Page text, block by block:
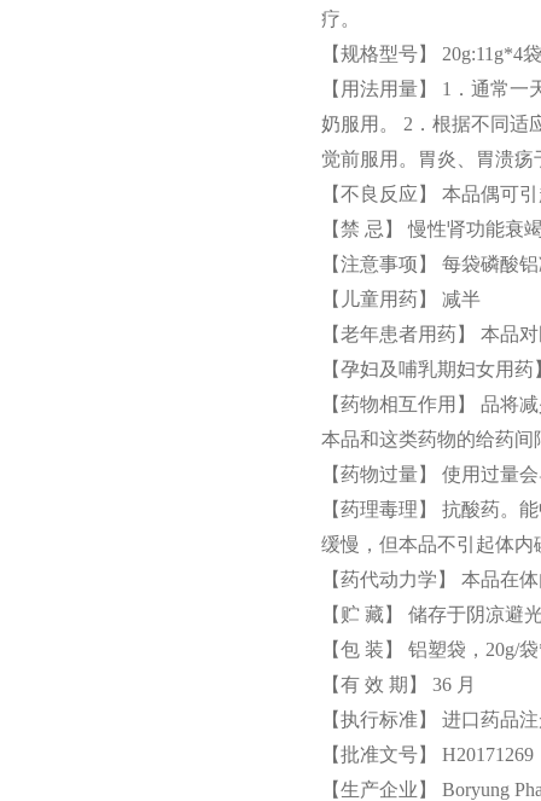
疗。
【规格型号】 20g:11g*4袋
【用法用量】 1．通常
奶服用。 2．根据不同适
觉前服用。胃炎、胃溃
【不良反应】 本品偶可
【禁 忌】 慢性肾功能衰
【注意事项】 每袋磷酸
【儿童用药】 减半
【老年患者用药】 本品
【孕妇及哺乳期妇女用
【药物相互作用】 品将
本品和这类药物的给药
【药物过量】 使用过量
【药理毒理】 抗酸药。
缓慢，但本品不引起体
【药代动力学】 本品在
【贮 藏】 储存于阴凉避
【包 装】 铝塑袋，20g/
【有 效 期】 36 月
【执行标准】 进口药品
【批准文号】 H20171269
【生产企业】 Boryung